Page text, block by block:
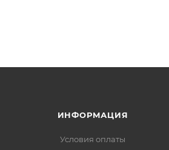
ИНФОРМАЦИЯ
Условия оплаты